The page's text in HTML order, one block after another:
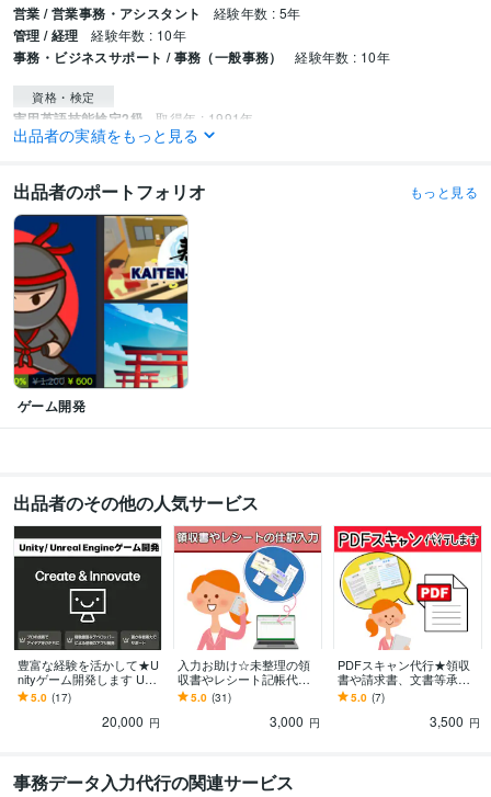
営業 / 営業事務・アシスタント 経験年数 : 5年
管理 / 経理 経験年数 : 10年
事務・ビジネスサポート / 事務（一般事務） 経験年数 : 10年
資格・検定
実用英語技能検定2級 取得年 : 1991年
日商簿記検定3級 取得年 : 2023年
プログラミング言語・フレームワーク
C#:20年C++:20年Java:20年 JavaScript:20年
Objective-C:10年
PHP:20年
SQL:20年Swift:3年
Unreal Engine:3年Firebase:3年
MySQL:20年
Git:5年GitHub:5年
ビジネス・クリエイティブツール
弥生会計:5年 Excel:20年Word:20年
Adobe Illustrator:7年Google スプレッドシート:5年
Google ドキュメント:5年freee:1年
語学力
英語 日常会話レベル
出品者の実績をもっと見る
出品者のポートフォリオ もっと見る
ゲーム開発
出品者のその他の人気サービス
豊富な経験を活かして★U
nityゲーム開発します Unit
y・Unreal Engineでゲーム
開発をサポート
5.0 (17)
20,000 円
入力お助け☆未整理の領
収書やレシート記帳代行
します Excel・マネーフォ
ワードや弥生会計などの
5.0 (31)
3,000 円
PDFスキャン代行★領収
書や請求書、文書等承り
ます 迅速＆正確に事務の
効率化をお手伝い！大切
な書類をデジタル保存
5.0 (7)
3,500 円
事務データ入力代行の関連サービス